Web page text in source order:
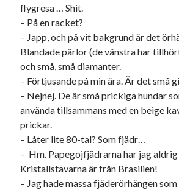
flygresa … Shit.
– På en racket?
– Japp, och på vit bakgrund är det
Blandade pärlor (de vänstra har
och små, små diamanter.
– Förtjusande på min ära. Är det små
– Nejnej. De är små prickiga hundar
använda tillsammans med en beige
prickar.
– Låter lite 80-tal? Som fjädr…
– Hm. Papegojfjädrarna har jag
Kristallstavarna är från Brasilien!
– Jag hade massa fjäderörhängen